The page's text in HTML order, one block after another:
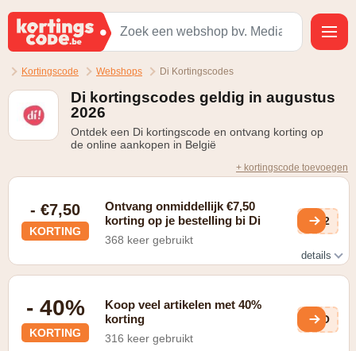
Kortingscode Webshops Di Kortingscodes
Di kortingscodes geldig in augustus
2026
Ontdek een Di kortingscode en ontvang korting op
de online aankopen in België
+ kortingscode toevoegen
- €7,50
KORTING
Ontvang onmiddellijk €7,50
korting op je bestelling bi Di
368 keer gebruikt
8D2
details
- 40%
KORTING
Koop veel artikelen met 40%
korting
316 keer gebruikt
VFO